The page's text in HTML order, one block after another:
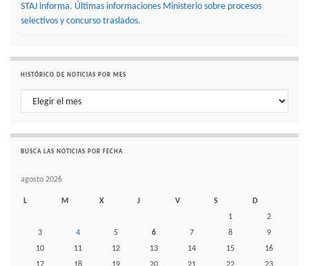
STAJ informa. Últimas informaciones Ministerio sobre procesos
selectivos y concurso traslados.
HISTÓRICO DE NOTICIAS POR MES
Histórico de noticias por mes
BUSCA LAS NOTICIAS POR FECHA
agosto 2026
L M X J V S
D
1
2
3
4 5 6 7 8
9
10
11 12 13 14 15
16